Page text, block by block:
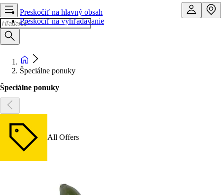
Preskočiť na hlavný obsah
Preskočiť na vyhľadávanie
Špeciálne ponuky
Špeciálne ponuky
All Offers